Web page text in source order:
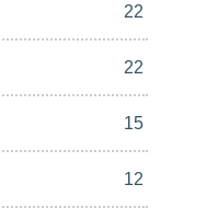
22
22
15
12